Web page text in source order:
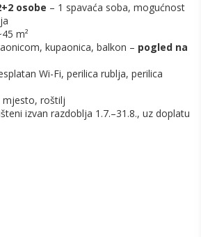
osobe – 1 spavaća soba, mogućnost
m²
kupaonica, balkon – pogled na
Wi-Fi, perilica rublja, perilica
mjesto, roštilj
izvan razdoblja 1.7.–31.8., uz doplatu